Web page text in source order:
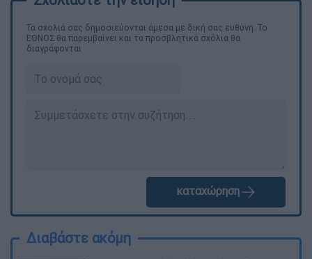
Τα σχολιά σας δημοσιεύονται άμεσα με δική σας ευθύνη. Το
ΕΘΝΟΣ θα παρεμβαίνει και τα προσβλητικά σχόλια θα
διαγράφονται
καταχώρηση
Διαβάστε ακόμη